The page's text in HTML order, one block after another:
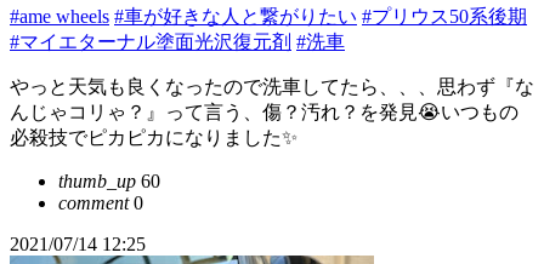
#ame wheels #車が好きな人と繋がりたい #プリウス50系後期
#マイエターナル塗面光沢復元剤 #洗車
やっと天気も良くなったので洗車してたら、、、思わず『な
んじゃコリゃ？』って言う、傷？汚れ？を発見😭いつもの
必殺技でピカピカになりました✨
thumb_up 60
comment0
2021/07/14 12:25